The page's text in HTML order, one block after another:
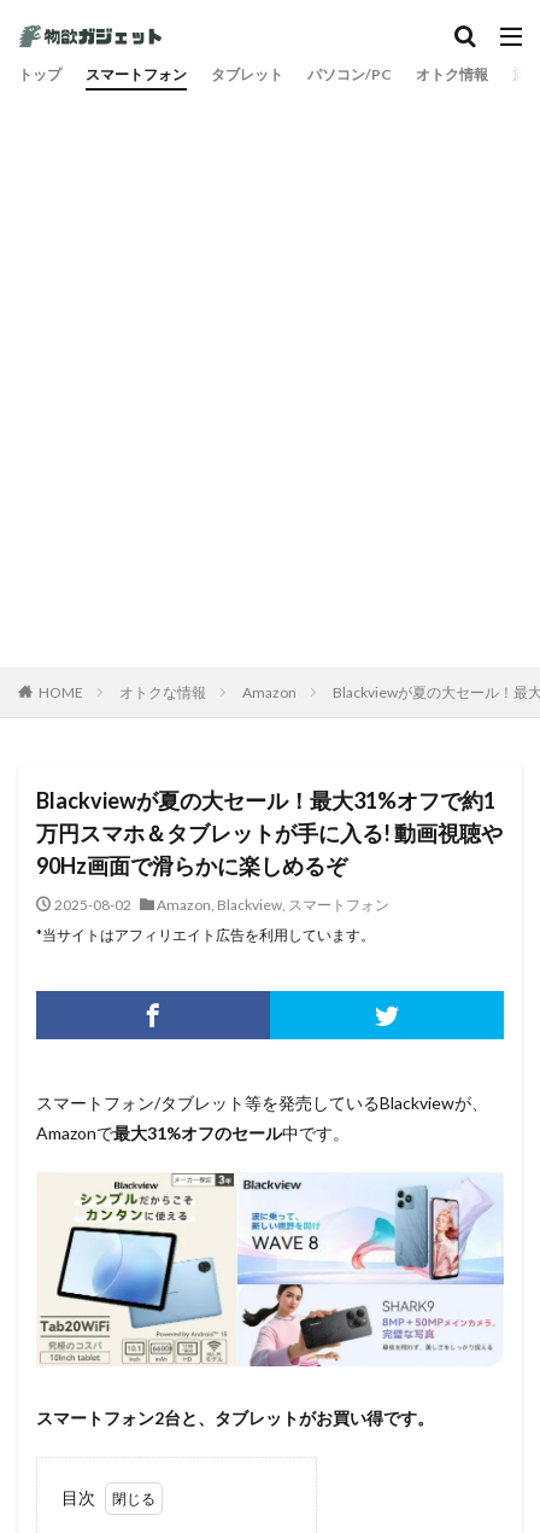
トップ スマートフォン タブレット パソコン/PC オトク情報 旅
HOME オトクな情報 Amazon Blackviewが夏の大セール！最
Blackviewが夏の大セール！最大31%オフで約1
万円スマホ＆タブレットが手に入る! 動画視聴や
90Hz画面で滑らかに楽しめるぞ
2025-08-02 Amazon, Blackview, スマートフォン
*当サイトはアフィリエイト広告を利用しています。
スマートフォン/タブレット等を発売しているBlackviewが、
Amazonで最大31%オフのセール中です。
スマートフォン2台と、タブレットがお買い得です。
目次
カテゴリー